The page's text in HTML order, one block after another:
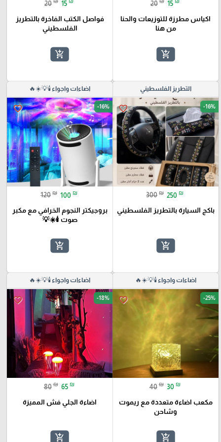
20 15
اكياس مطرزة للتوزيعات والحنا
من هنا
add_shopping_cart
20 15
فواصل الكتب الفاخرة بالتطريز
الفلسطيني
add_shopping_cart
التطريز الفلسطيني
favorite_border -16%
300 ₪ 250 ₪
باكج السيارة بالتطريز الفلسطيني
add_shopping_cart
اضاءات واجواء 🕯️💡☀️🔥
favorite_border -16%
120 ₪ 100 ₪
بروجيكتر النجوم الخرافي مع مكبر
صوت 🕯️☀️💡
add_shopping_cart
اضاءات واجواء 🕯️💡☀️🔥
favorite_border -25%
40 ₪ 30 ₪
مكعب اضاءة متعددة مع ريموت
وشاحن
add_shopping_cart
اضاءات واجواء 🕯️💡☀️🔥
favorite_border -18%
80 ₪ 65 ₪
اضاءة الجلي فش المميزة
add_shopping_cart